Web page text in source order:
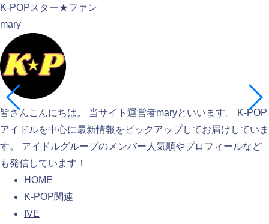
K-POPスター★ファン
mary
皆さんこんにちは。 当サイト運営者maryといいます。 K-POP
アイドルを中心に最新情報をピックアップしてお届けしていま
す。 アイドルグループのメンバー人気順やプロフィールなど
も発信しています！
HOME
K-POP関連
IVE